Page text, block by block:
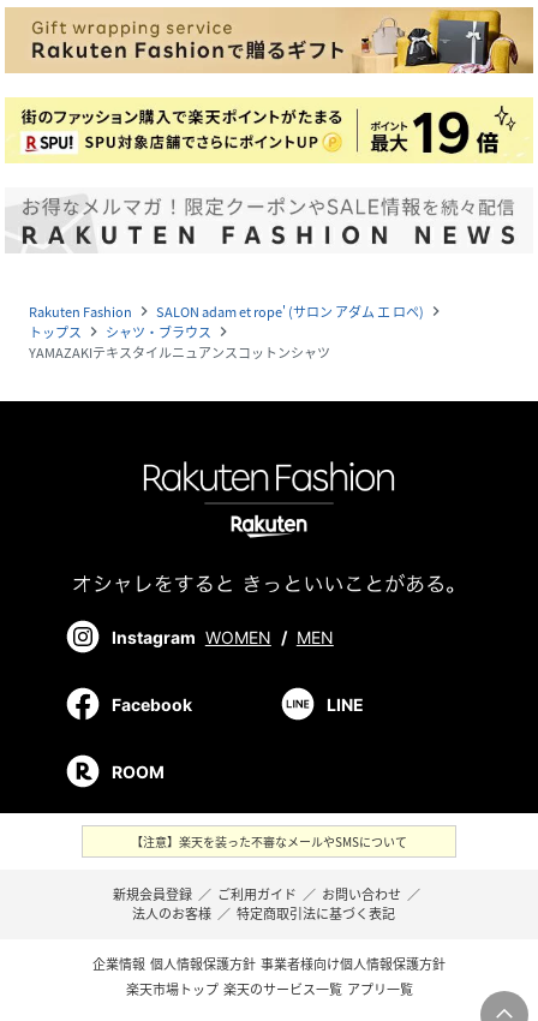
Rakuten Fashion navigate_next SALON adam et rope' (サロン アダム エ ロペ) navigate_next
トップス navigate_next シャツ・ブラウス navigate_next
YAMAZAKIテキスタイルニュアンスコットンシャツ
Instagram WOMEN / MEN
Facebook LINE
ROOM
【注意】楽天を装った不審なメールやSMSについて
新規会員登録 ／ ご利用ガイド ／ お問い合わせ ／
法人のお客様 ／ 特定商取引法に基づく表記
企業情報 個人情報保護方針 事業者様向け個人情報保護方針
楽天市場トップ 楽天のサービス一覧 アプリ一覧